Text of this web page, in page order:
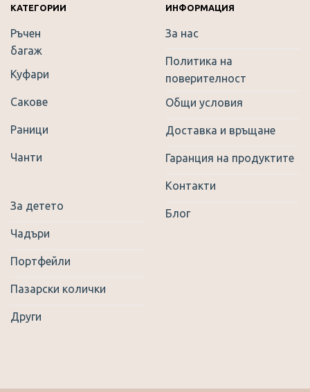
КАТЕГОРИИ
Ръчен
багаж
Куфари
Сакове
Раници
Чанти
За детето
Чадъри
Портфейли
Пазарски колички
Други
ИНФОРМАЦИЯ
За нас
Политика на
поверителност
Общи условия
Доставка и връщане
Гаранция на продуктите
Контакти
Блог